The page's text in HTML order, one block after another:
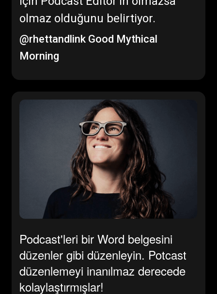
olmaz olduğunu belirtiyor.
@rhettandlink Good Mythical
Morning
Podcast'leri bir Word belgesini
düzenler gibi düzenleyin. Potcast
düzenlemeyi inanılmaz derecede
kolaylaştırmışlar!